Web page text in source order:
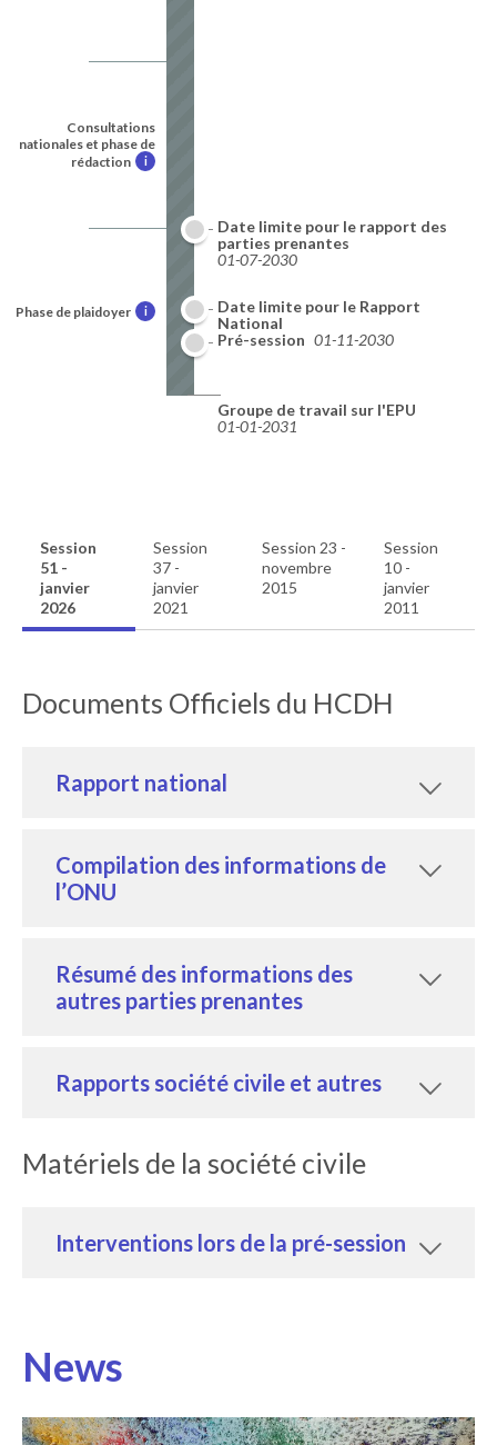
Consultations
nationales et phase de
rédaction
i
Phase de plaidoyer i
Date limite pour le rapport des
parties prenantes
01-07-2030
Date limite pour le Rapport
National
01-10-2030
Pré-session 01-11-2030
Groupe de travail sur l'EPU
01-01-2031
Session
51 -
janvier
2026
Session
37 -
janvier
2021
Session 23 -
novembre
2015
Session
10 -
janvier
2011
Documents Officiels du HCDH
Rapport national
Compilation des informations de
l’ONU
Résumé des informations des
autres parties prenantes
Rapports société civile et autres
Matériels de la société civile
Interventions lors de la pré-session
News